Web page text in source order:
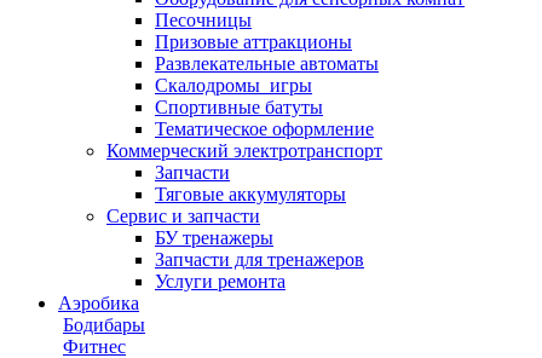
Песочницы
Призовые аттракционы
Развлекательные автоматы
Скалодромы_игры
Спортивные батуты
Тематическое оформление
Коммерческий электротранспорт
Запчасти
Тяговые аккумуляторы
Сервис и запчасти
БУ тренажеры
Запчасти для тренажеров
Услуги ремонта
Аэробика
Бодибары
Фитнес